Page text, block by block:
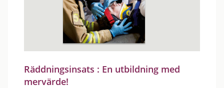
Räddningsinsats : En utbildning med
mervärde!